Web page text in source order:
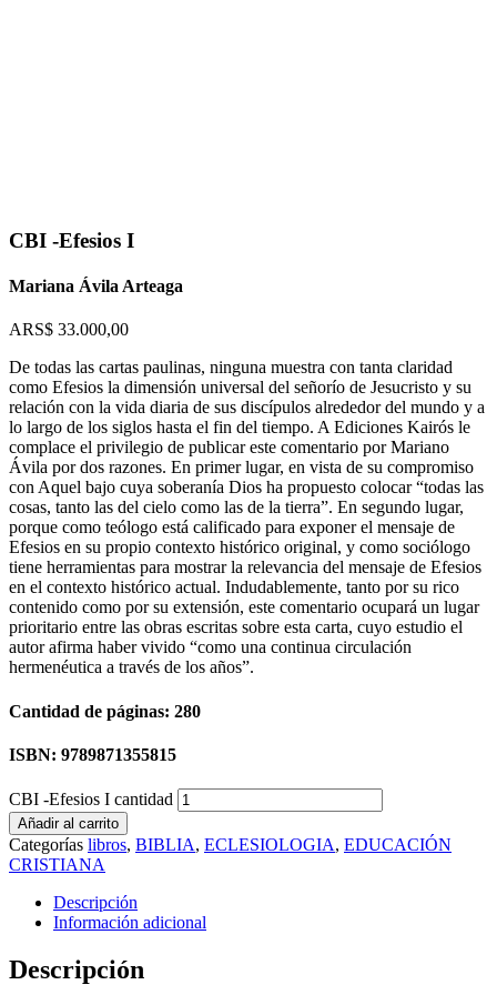
CBI -Efesios I
Mariana Ávila Arteaga
ARS$ 33.000,00
De todas las cartas paulinas, ninguna muestra con tanta claridad
como Efesios la dimensión universal del señorío de Jesucristo y su
relación con la vida diaria de sus discípulos alrededor del mundo y a
lo largo de los siglos hasta el fin del tiempo. A Ediciones Kairós le
complace el privilegio de publicar este comentario por Mariano
Ávila por dos razones. En primer lugar, en vista de su compromiso
con Aquel bajo cuya soberanía Dios ha propuesto colocar “todas las
cosas, tanto las del cielo como las de la tierra”. En segundo lugar,
porque como teólogo está calificado para exponer el mensaje de
Efesios en su propio contexto histórico original, y como sociólogo
tiene herramientas para mostrar la relevancia del mensaje de Efesios
en el contexto histórico actual. Indudablemente, tanto por su rico
contenido como por su extensión, este comentario ocupará un lugar
prioritario entre las obras escritas sobre esta carta, cuyo estudio el
autor afirma haber vivido “como una continua circulación
hermenéutica a través de los años”.
Cantidad de páginas: 280
ISBN: 9789871355815
CBI -Efesios I cantidad
Añadir al carrito
Categorías libros, BIBLIA, ECLESIOLOGIA, EDUCACIÓN
CRISTIANA
Descripción
Información adicional
Descripción